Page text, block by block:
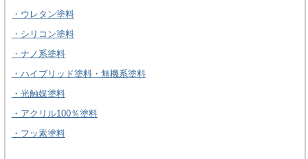
・ウレタン塗料
・シリコン塗料
・ナノ系塗料
・ハイブリッド塗料・無機系塗料
・光触媒塗料
・アクリル100％塗料
・フッ素塗料